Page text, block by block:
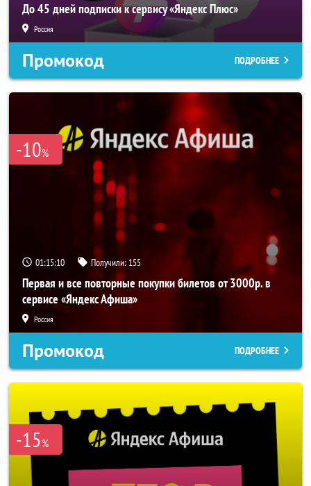
До 45 дней подписки к сервису «Яндекс Плюс»
Россия
Промокод ПОДРОБНЕЕ
-10%
01:15:10 Получили: 155
Первая и все повторные покупки билетов от 3000р. в
сервисе «Яндекс Афиша»
Россия
Промокод ПОДРОБНЕЕ
-15%